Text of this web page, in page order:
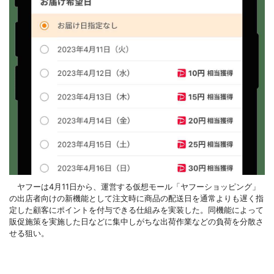
ヤフーは4月11日から、運営する仮想モール「ヤフーショッピング」
の出店者向けの新機能として注文時に商品の配送日を通常よりも遅く指
定した顧客にポイントを付与できる仕組みを実装した。同機能によって
販促施策を実施した日などに集中しがちな出荷作業などの負荷を分散さ
せる狙い。